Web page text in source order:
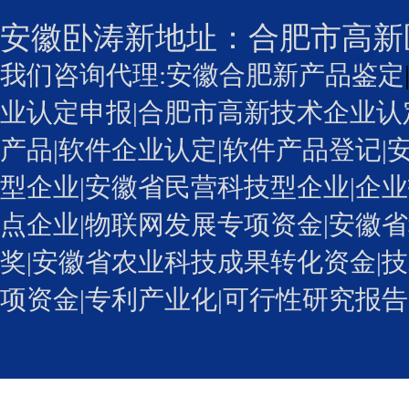
安徽卧涛新地址： 合肥市高
我们咨询代理:安徽合肥新产品鉴定|
业认定申报|合肥市高新技术企业
产品|软件企业认定|软件产品登记|
型企业|安徽省民营科技型企业|企
点企业|物联网发展专项资金|安徽
奖|安徽省农业科技成果转化资金|
项资金|专利产业化|可行性研究报告